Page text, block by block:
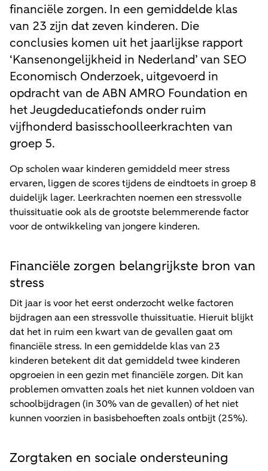
financiële zorgen. In een gemiddelde klas
van 23 zijn dat zeven kinderen. Die
conclusies komen uit het jaarlijkse rapport
‘Kansenongelijkheid in Nederland’ van SEO
Economisch Onderzoek, uitgevoerd in
opdracht van de ABN AMRO Foundation en
het Jeugdeducatiefonds onder ruim
vijfhonderd basisschoolleerkrachten van
groep 5.
Op scholen waar kinderen gemiddeld meer stress
ervaren, liggen de scores tijdens de eindtoets in groep 8
duidelijk lager. Leerkrachten noemen een stressvolle
thuissituatie ook als de grootste belemmerende factor
voor de ontwikkeling van jongere kinderen.
Financiële zorgen belangrijkste bron van
stress
Dit jaar is voor het eerst onderzocht welke factoren
bijdragen aan een stressvolle thuissituatie. Hieruit blijkt
dat het in ruim een kwart van de gevallen gaat om
financiële stress. In een gemiddelde klas van 23
kinderen betekent dit dat gemiddeld twee kinderen
opgroeien in een gezin met financiële zorgen. Dit kan
problemen omvatten zoals het niet kunnen voldoen van
schoolbijdragen (in 30% van de gevallen) of het niet
kunnen voorzien in basisbehoeften zoals ontbijt (25%).
Zorgtaken en sociale ondersteuning